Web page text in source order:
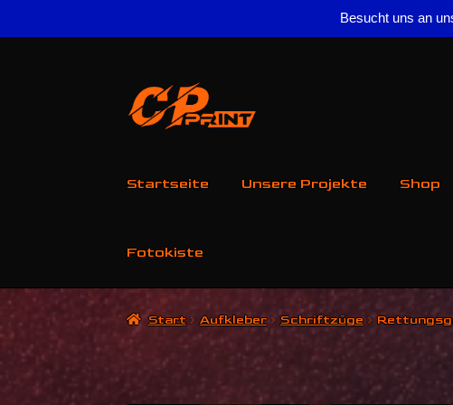
Besucht uns an
Zur
Navigation
springen
Zum
Inhalt
springen
Startseite Unsere Projekte Shop
Fotokiste
Start Aufkleber Schriftzüge